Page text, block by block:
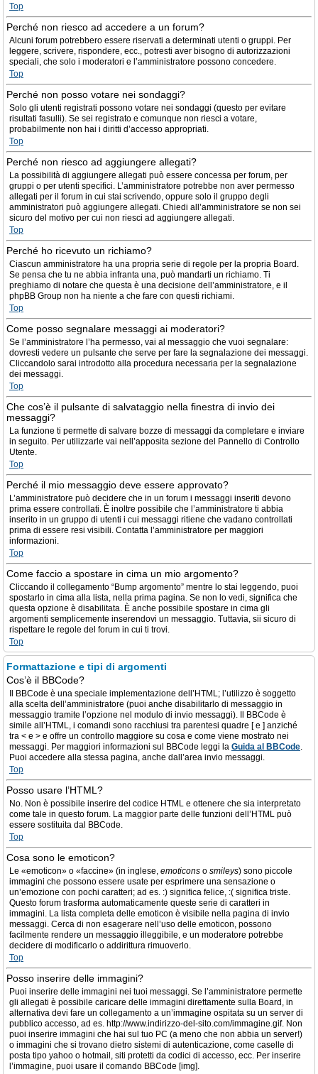
Top
Perché non riesco ad accedere a un forum?
Alcuni forum potrebbero essere riservati a determinati utenti o gruppi. Per
leggere, scrivere, rispondere, ecc., potresti aver bisogno di autorizzazioni
speciali, che solo i moderatori e l’amministratore possono concedere.
Top
Perché non posso votare nei sondaggi?
Solo gli utenti registrati possono votare nei sondaggi (questo per evitare
risultati fasulli). Se sei registrato e comunque non riesci a votare,
probabilmente non hai i diritti d’accesso appropriati.
Top
Perché non riesco ad aggiungere allegati?
La possibilità di aggiungere allegati può essere concessa per forum, per
gruppi o per utenti specifici. L’amministratore potrebbe non aver permesso
allegati per il forum in cui stai scrivendo, oppure solo il gruppo degli
amministratori può aggiungere allegati. Chiedi all’amministratore se non sei
sicuro del motivo per cui non riesci ad aggiungere allegati.
Top
Perché ho ricevuto un richiamo?
Ciascun amministratore ha una propria serie di regole per la propria Board.
Se pensa che tu ne abbia infranta una, può mandarti un richiamo. Ti
preghiamo di notare che questa è una decisione dell’amministratore, e il
phpBB Group non ha niente a che fare con questi richiami.
Top
Come posso segnalare messaggi ai moderatori?
Se l’amministratore l’ha permesso, vai al messaggio che vuoi segnalare:
dovresti vedere un pulsante che serve per fare la segnalazione dei messaggi.
Cliccandolo sarai introdotto alla procedura necessaria per la segnalazione
dei messaggi.
Top
Che cos’è il pulsante di salvataggio nella finestra di invio dei
messaggi?
La funzione ti permette di salvare bozze di messaggi da completare e inviare
in seguito. Per utilizzarle vai nell’apposita sezione del Pannello di Controllo
Utente.
Top
Perché il mio messaggio deve essere approvato?
L’amministratore può decidere che in un forum i messaggi inseriti devono
prima essere controllati. È inoltre possibile che l’amministratore ti abbia
inserito in un gruppo di utenti i cui messaggi ritiene che vadano controllati
prima di essere resi visibili. Contatta l’amministratore per maggiori
informazioni.
Top
Come faccio a spostare in cima un mio argomento?
Cliccando il collegamento “Bump argomento” mentre lo stai leggendo, puoi
spostarlo in cima alla lista, nella prima pagina. Se non lo vedi, significa che
questa opzione è disabilitata. È anche possibile spostare in cima gli
argomenti semplicemente inserendovi un messaggio. Tuttavia, sii sicuro di
rispettare le regole del forum in cui ti trovi.
Top
Formattazione e tipi di argomenti
Cos’è il BBCode?
Il BBCode è una speciale implementazione dell’HTML; l’utilizzo è soggetto
alla scelta dell’amministratore (puoi anche disabilitarlo di messaggio in
messaggio tramite l’opzione nel modulo di invio messaggi). Il BBCode è
simile all’HTML, i comandi sono racchiusi tra parentesi quadre [ e ] anziché
tra < e > e offre un controllo maggiore su cosa e come viene mostrato nei
messaggi. Per maggiori informazioni sul BBCode leggi la Guida al BBCode.
Puoi accedere alla stessa pagina, anche dall’area invio messaggi.
Top
Posso usare l’HTML?
No. Non è possibile inserire del codice HTML e ottenere che sia interpretato
come tale in questo forum. La maggior parte delle funzioni dell’HTML può
essere sostituita dal BBCode.
Top
Cosa sono le emoticon?
Le «emoticon» o «faccine» (in inglese, emoticons o smileys) sono piccole
immagini che possono essere usate per esprimere una sensazione o
un’emozione con pochi caratteri; ad es. :) significa felice, :( significa triste.
Questo forum trasforma automaticamente queste serie di caratteri in
immagini. La lista completa delle emoticon è visibile nella pagina di invio
messaggi. Cerca di non esagerare nell’uso delle emoticon, possono
facilmente rendere un messaggio illeggibile, e un moderatore potrebbe
decidere di modificarlo o addirittura rimuoverlo.
Top
Posso inserire delle immagini?
Puoi inserire delle immagini nei tuoi messaggi. Se l’amministratore permette
gli allegati è possibile caricare delle immagini direttamente sulla Board, in
alternativa devi fare un collegamento a un’immagine ospitata su un server di
pubblico accesso, ad es. http://www.indirizzo-del-sito.com/immagine.gif. Non
puoi inserire immagini che hai sul tuo PC (a meno che non abbia un server!)
o immagini che si trovano dietro sistemi di autenticazione, come caselle di
posta tipo yahoo o hotmail, siti protetti da codici di accesso, ecc. Per inserire
l’immagine, puoi usare il comando BBCode [img].